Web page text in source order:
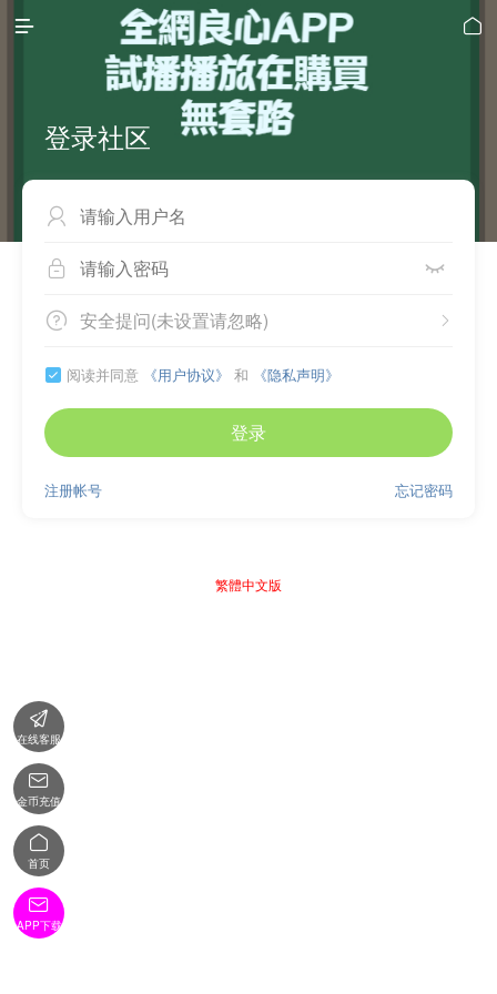
 
登录社区

 
 
安全提问(未设置请忽略)
 阅读并同意 《用户协议》 和 《隐私声明》
登录
忘记密码
注册帐号
繁體中文版

在线客服

金币充值

首页

APP下载